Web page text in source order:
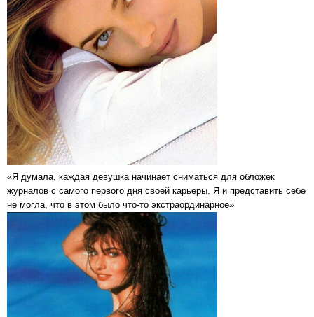
«Я думала, каждая девушка начинает сниматься для обложек
журналов с самого первого дня своей карьеры. Я и представить себе
не могла, что в этом было что-то экстраординарное»